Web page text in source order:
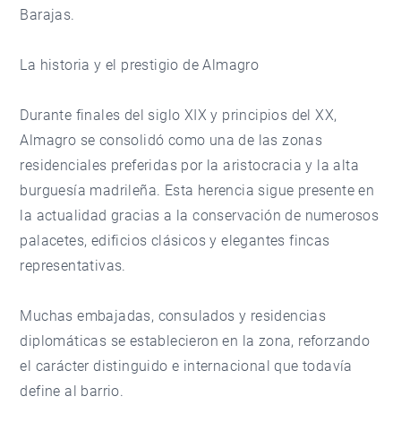
Barajas.
La historia y el prestigio de Almagro
Durante finales del siglo XIX y principios del XX,
Almagro se consolidó como una de las zonas
residenciales preferidas por la aristocracia y la alta
burguesía madrileña. Esta herencia sigue presente en
la actualidad gracias a la conservación de numerosos
palacetes, edificios clásicos y elegantes fincas
representativas.
Muchas embajadas, consulados y residencias
diplomáticas se establecieron en la zona, reforzando
el carácter distinguido e internacional que todavía
define al barrio.